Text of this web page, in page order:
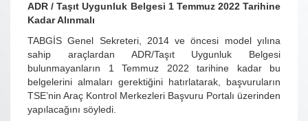
ADR / Taşıt Uygunluk Belgesi 1 Temmuz 2022 Tarihine
Kadar Alınmalı
TABGİS Genel Sekreteri, 2014 ve öncesi model yılına
sahip araçlardan ADR/Taşıt Uygunluk Belgesi
bulunmayanların 1 Temmuz 2022 tarihine kadar bu
belgelerini almaları gerektiğini hatırlatarak, başvuruların
TSE’nin Araç Kontrol Merkezleri Başvuru Portalı üzerinden
yapılacağını söyledi.